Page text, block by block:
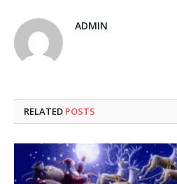
ADMIN
RELATED POSTS